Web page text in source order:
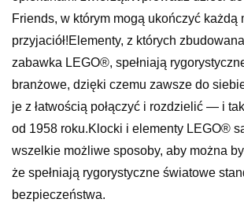
Friends, w którym mogą ukończyć każdą
przyjaciół!Elementy, z których
zabawka LEGO®, spełniają
branżowe, dzięki czemu zawsze do
je z łatwością połączyć i rozdzielić — i
od 1958 roku.Klocki i elementy LEGO®
wszelkie możliwe sposoby, aby można
że spełniają rygorystyczne światowe
bezpieczeństwa.